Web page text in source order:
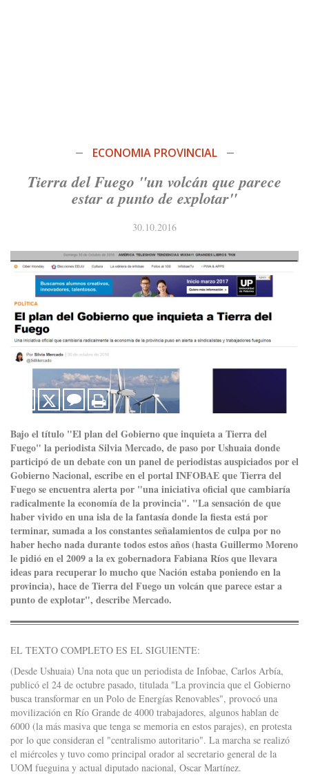
ECONOMIA PROVINCIAL
Tierra del Fuego "un volcán que parece
estar a punto de explotar"
30.10.2016
Bajo el título "El plan del Gobierno que inquieta a Tierra del
Fuego" la periodista Silvia Mercado, de paso por Ushuaia donde
participó de un debate con un panel de periodistas auspiciados por el
Gobierno Nacional, escribe en el portal INFOBAE que Tierra del
Fuego se encuentra alerta por "una iniciativa oficial que cambiaría
radicalmente la economía de la provincia". "La sensación de que
haber vivido en una isla de la fantasía donde la fiesta está por
terminar, sumada a los constantes señalamientos de culpa por no
haber hecho nada durante todos estos años (hasta Guillermo Moreno
le pidió en el 2009 a la ex gobernadora Fabiana Ríos que llevara
ideas para recuperar lo mucho que Nación estaba poniendo en la
provincia), hace de Tierra del Fuego un volcán que parece estar a
punto de explotar", describe Mercado.
EL TEXTO COMPLETO ES EL SIGUIENTE:
(Desde Ushuaia) Una nota que un periodista de Infobae, Carlos Arbía,
publicó el 24 de octubre pasado, titulada "La provincia que el Gobierno
busca transformar en un Polo de Energías Renovables", provocó una
movilización en Río Grande de 4000 trabajadores, algunos hablan de
6000 (la más masiva que tenga se memoria en estos parajes), en protesta
por lo que consideran el "centralismo autoritario". La marcha se realizó
el miércoles y tuvo como principal orador al secretario general de la
UOM fueguina y actual diputado nacional, Oscar Martínez.